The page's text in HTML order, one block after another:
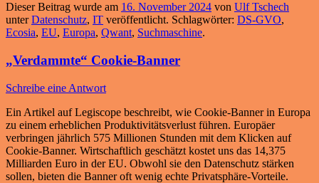
Dieser Beitrag wurde am 16. November 2024 von Ulf Tschech
unterDatenschutz, IT veröffentlicht. Schlagwörter: DS-GVO,
Ecosia, EU, Europa, Qwant, Suchmaschine.
„Verdammte“ Cookie-Banner
Schreibe eine Antwort
Ein Artikel auf Legiscope beschreibt, wie Cookie-Banner in Europa
zu einem erheblichen Produktivitätsverlust führen. Europäer
verbringen jährlich 575 Millionen Stunden mit dem Klicken auf
Cookie-Banner. Wirtschaftlich geschätzt kostet uns das 14,375
Milliarden Euro in der EU. Obwohl sie den Datenschutz stärken
sollen, bieten die Banner oft wenig echte Privatsphäre-Vorteile.